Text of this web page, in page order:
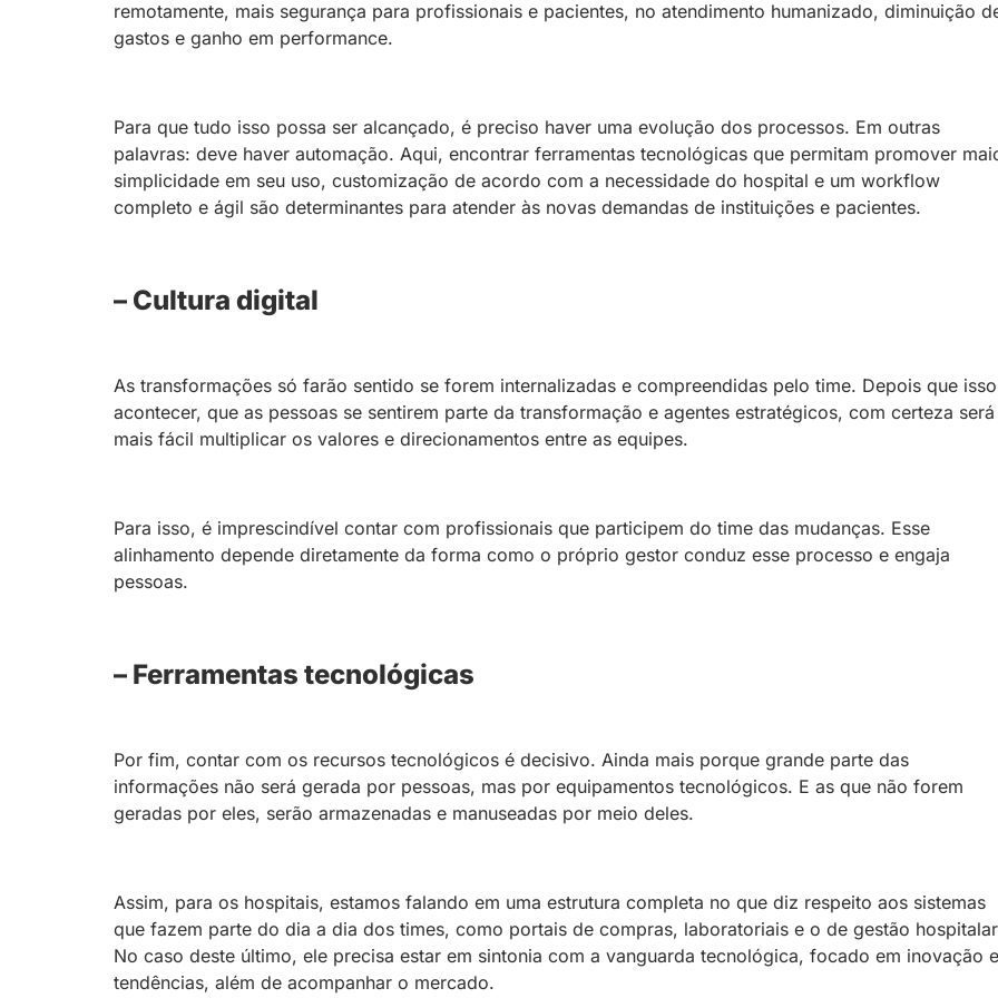
remotamente, mais segurança para profissionais e pacientes, no atendimento humanizado, diminuição
gastos e ganho em performance.
Para que tudo isso possa ser alcançado, é preciso haver uma evolução dos processos. Em outras
palavras: deve haver automação. Aqui, encontrar ferramentas tecnológicas que permitam promover
simplicidade em seu uso, customização de acordo com a necessidade do hospital e um workflow
completo e ágil são determinantes para atender às novas demandas de instituições e pacientes.
– Cultura digital
As transformações só farão sentido se forem internalizadas e compreendidas pelo time. Depois que isso
acontecer, que as pessoas se sentirem parte da transformação e agentes estratégicos, com certeza será
mais fácil multiplicar os valores e direcionamentos entre as equipes.
Para isso, é imprescindível contar com profissionais que participem do time das mudanças. Esse
alinhamento depende diretamente da forma como o próprio gestor conduz esse processo e engaja
pessoas.
– Ferramentas tecnológicas
Por fim, contar com os recursos tecnológicos é decisivo. Ainda mais porque grande parte das
informações não será gerada por pessoas, mas por equipamentos tecnológicos. E as que não forem
geradas por eles, serão armazenadas e manuseadas por meio deles.
Assim, para os hospitais, estamos falando em uma estrutura completa no que diz respeito aos sistemas
que fazem parte do dia a dia dos times, como portais de compras, laboratoriais e o de gestão
No caso deste último, ele precisa estar em sintonia com a vanguarda tecnológica, focado em inovação e
tendências, além de acompanhar o mercado.